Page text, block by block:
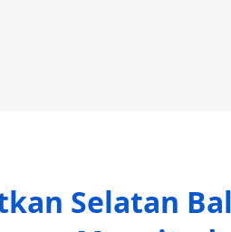
Selatan